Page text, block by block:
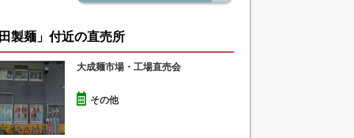
製麺」付近の直売所
大成麺市場・工場直売会
その他